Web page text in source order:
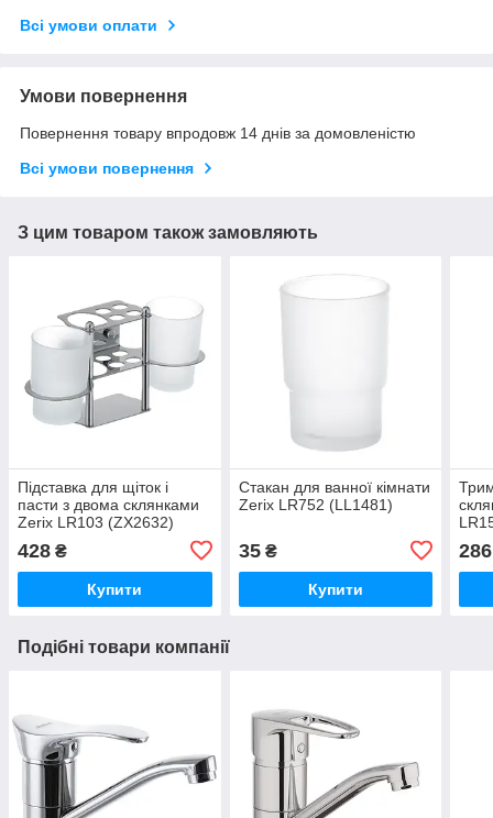
Всі умови оплати
Умови повернення
Повернення товару впродовж 14 днів за домовленістю
Всі умови повернення
З цим товаром також замовляють
Підставка для щіток і
пасти з двома склянками
Zerix LR103 (ZX2632)
428 ₴
Купити
Стакан для ванної кімнати
Zerix LR752 (LL1481)
35₴
Купити
286
Подібні товари компанії